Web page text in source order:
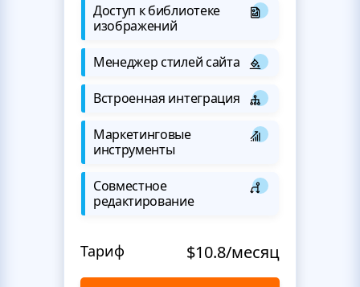
Доступ к библиотеке
изображений
Менеджер стилей сайта
Встроенная интеграция
Маркетинговые
инструменты
Совместное
редактирование
Тариф $10.8/месяц